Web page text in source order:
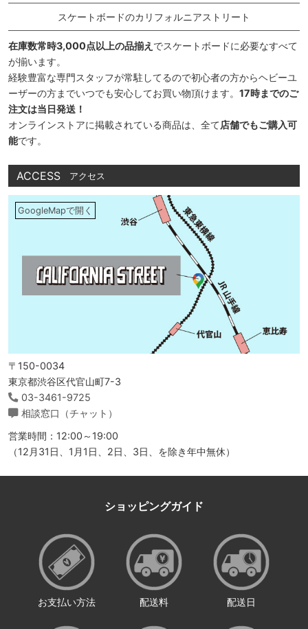
スケートボードのカリフォルニアストリート
在庫数常時3,000点以上の品揃え でスケートボードに必要なすべて
が揃います。
経験豊富な専門スタッフが常駐してるので初心者の方からヘビーユ
ーザーの方までいつでも安心してお買い物頂けます。 17時までのご
注文は当日発送！
オンラインストアに掲載されている商品は、全て店舗でもご購入可
能です。
ACCESS アクセス
GoogleMapで開く
〒150-0034
東京都渋谷区代官山町7-3
03-3461-9725
相談窓口（チャット）
営業時間：12:00～19:00
（12月31日、1月1日、2日、3日、を除き年中無休）
ショッピングガイド
お支払い方法 配送料 配送日